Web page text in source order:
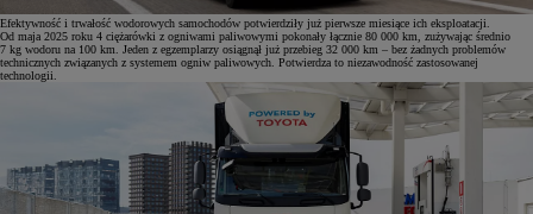
Efektywność i trwałość wodorowych samochodów potwierdziły już pierwsze miesiące ich eksploatacji.
Od maja 2025 roku 4 ciężarówki z ogniwami paliwowymi pokonały łącznie 80 000 km, zużywając średnio
7 kg wodoru na 100 km. Jeden z egzemplarzy osiągnął już przebieg 32 000 km – bez żadnych problemów
technicznych związanych z systemem ogniw paliwowych. Potwierdza to niezawodność zastosowanej
technologii.